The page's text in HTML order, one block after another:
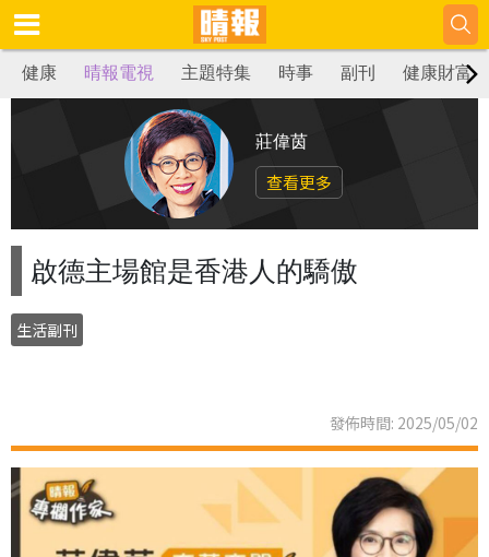
健康 晴報電視 主題特集 時事 副刊 健康財富
莊偉茵
查看更多
啟德主場館是香港人的驕傲
生活副刊
發佈時間: 2025/05/02